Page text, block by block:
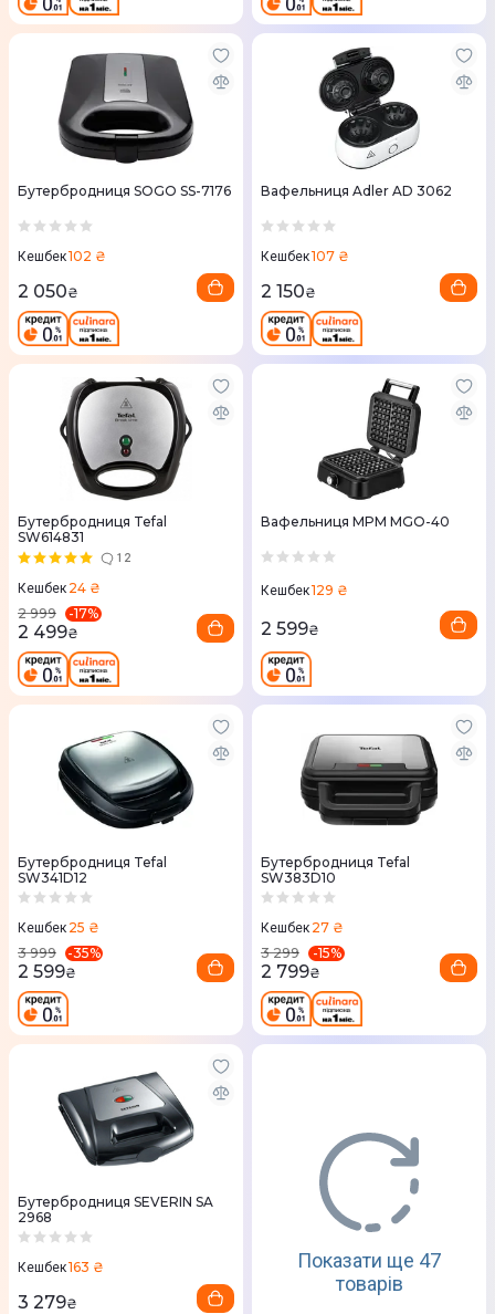
Бутербродниця SOGO SS-7176
Кешбек102 ₴
2 050₴
Вафельниця Adler AD 3062
Кешбек107 ₴
2 150₴
Бутербродниця Tefal
SW614831
12
Кешбек 24 ₴
2 999
-17%
2 499₴
Вафельниця MPM MGO-40
Кешбек129 ₴
2 599₴
Бутербродниця Tefal
SW341D12
Кешбек 25 ₴
3 999
-35%
2 599₴
Бутербродниця Tefal
SW383D10
Кешбек 27 ₴
3 299
-15%
2 799₴
Бутербродниця SEVERIN SA
2968
Кешбек163 ₴
3 279₴
Показати ще 47
товарів